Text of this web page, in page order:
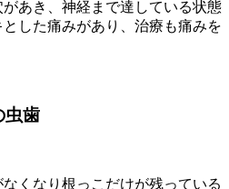
あき、神経まで達している状態
した痛みがあり、治療も痛みを
虫歯
くなり根っこだけが残っている